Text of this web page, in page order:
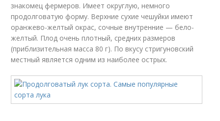
знакомец фермеров. Имеет округлую, немного
продолговатую форму. Верхние сухие чешуйки имеют
оранжево-желтый окрас, сочные внутренние — бело-
желтый. Плод очень плотный, средних размеров
(приблизительная масса 80 г). По вкусу стригуновский
местный является одним из наиболее острых.